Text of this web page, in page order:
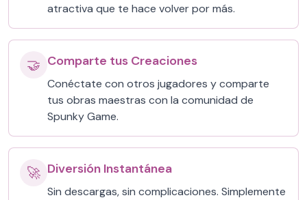
atractiva que te hace volver por más.
🤝 Comparte tus Creaciones
Conéctate con otros jugadores y comparte
tus obras maestras con la comunidad de
Spunky Game.
🚀 Diversión Instantánea
Sin descargas, sin complicaciones. Simplemente